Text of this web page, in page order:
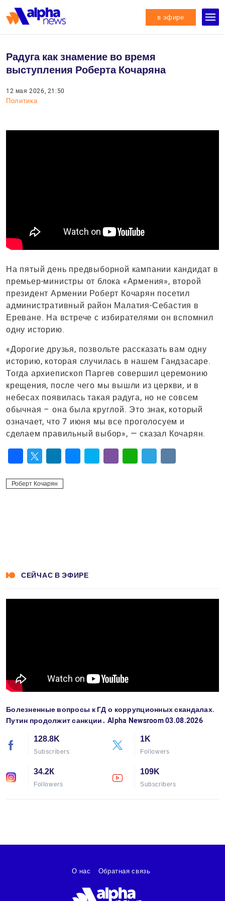
в эфире
Радуга как знамение во время
выступления Роберта Кочаряна
12 мая 2026, 21:50
Политика
На пятый день предвыборной кампании кандидат в
премьер-министры от блока «Армения», второй
президент Армении Роберт Кочарян посетил
административный район Малатия-Себастия в
Ереване. На встрече с избирателями он вспомнил
одну историю.
«Дорогие друзья, позвольте рассказать вам одну
историю, которая случилась в нашем Гандзасаре.
Тогда архиепископ Паргев совершил церемонию
крещения, после чего мы вышли из церкви, и в
небесах появилась такая радуга, но не совсем
обычная – она была круглой. Это знак, который
означает, что 7 июня мы все проголосуем и
сделаем правильный выбор», — сказал Кочарян.
Роберт Кочарян
СЕЙЧАС В ЭФИРЕ
Болезненные вопросы к ГД о коррупционных скандалах.
Путин продолжит санкции․ Alpha Newsroom 03.08.2026
128.8K
Subscribers
1K
Followers
34.2К
Followers
109K
Subscribers
О нас Обратная связь